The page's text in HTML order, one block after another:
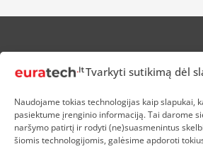
Tvarkyti sutikimą dėl
Naudojame tokias technologijas kaip slapukai,
pasiektume įrenginio informaciją. Tai darome
naršymo patirtį ir rodyti (ne)suasmenintus
šiomis technologijomis, galėsime apdoroti
APIE MUS
NUOLAIDOS HEROJAMS
PREKIŲ IR PINIGŲ
ATSISKAITYMAS
D.U.K